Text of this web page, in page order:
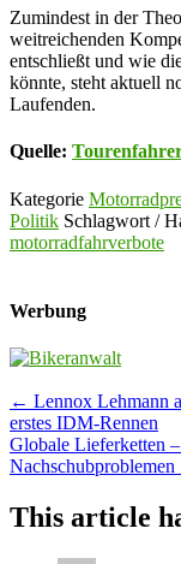
Zumindest in der
weitreichenden
entschließt und wie
könnte, steht aktuell
Laufenden.
Quelle:
Kategorie
Politik Schlagwort /
motorradfahrverbote
Werbung
Post
navigation
← Lennox Lehmann
erstes IDM-Rennen
Globale Lieferketten
Nachschubproblemen
This article